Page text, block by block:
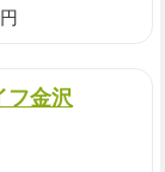
フ金沢